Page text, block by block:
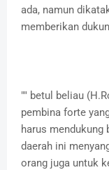
ada, namun
memberikan
"" betul beliau
pembina forte
harus
daerah ini
orang juga untuk